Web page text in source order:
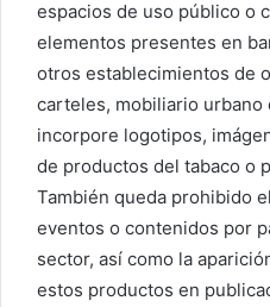
espacios de uso público o
elementos presentes en
otros establecimientos de
carteles, mobiliario urbano
incorpore logotipos,
de productos del tabaco o
También queda prohibido
eventos o contenidos por
sector, así como la
estos productos en